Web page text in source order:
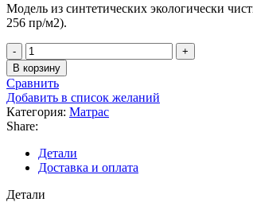
Модель из синтетических экологически
256 пр/м2).
В корзину
Сравнить
Добавить в список желаний
Категория: Матрас
Share:
Детали
Доставка и оплата
Детали